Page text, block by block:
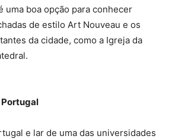
uma boa opção para conhecer
de estilo Art Nouveau e os
da cidade, como a Igreja da
e lar de uma das universidades